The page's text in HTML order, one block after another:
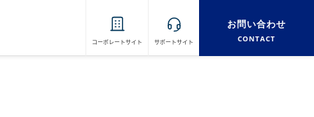
コーポレートサイト サポートサイト
お問い合わせ
CONTACT